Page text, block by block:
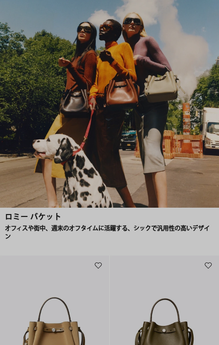
ロミー バケット
オフィスや街中、週末のオフタイムに活躍する、シックで汎用性の高いデザイ
ン